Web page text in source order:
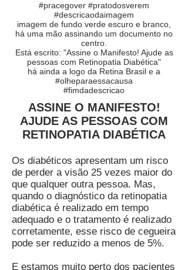
#pracegover #pratodosverem
#descricaodaimagem
imagem de fundo verde escuro e branco,
há uma mão assinando um documento no
centro.
Está escrito: "Assine o Manifesto! Ajude as
pessoas com Retinopatia Diabética"
há ainda a logo da Retina Brasil e a
#olheparaessacausa
#fimdadescricao
ASSINE O MANIFESTO!
AJUDE AS PESSOAS COM
RETINOPATIA DIABÉTICA
Os diabéticos apresentam um risco
de perder a visão 25 vezes maior do
que qualquer outra pessoa. Mas,
quando o diagnóstico da retinopatia
diabética é realizado em tempo
adequado e o tratamento é realizado
corretamente, esse risco de cegueira
pode ser reduzido a menos de 5%.
E estamos muito perto dos pacientes